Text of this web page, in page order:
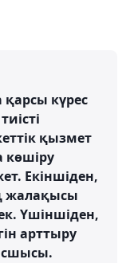
күрес
қызмет
көшіру
Екіншіден,
жалақысы
Үшіншіден,
арттыру